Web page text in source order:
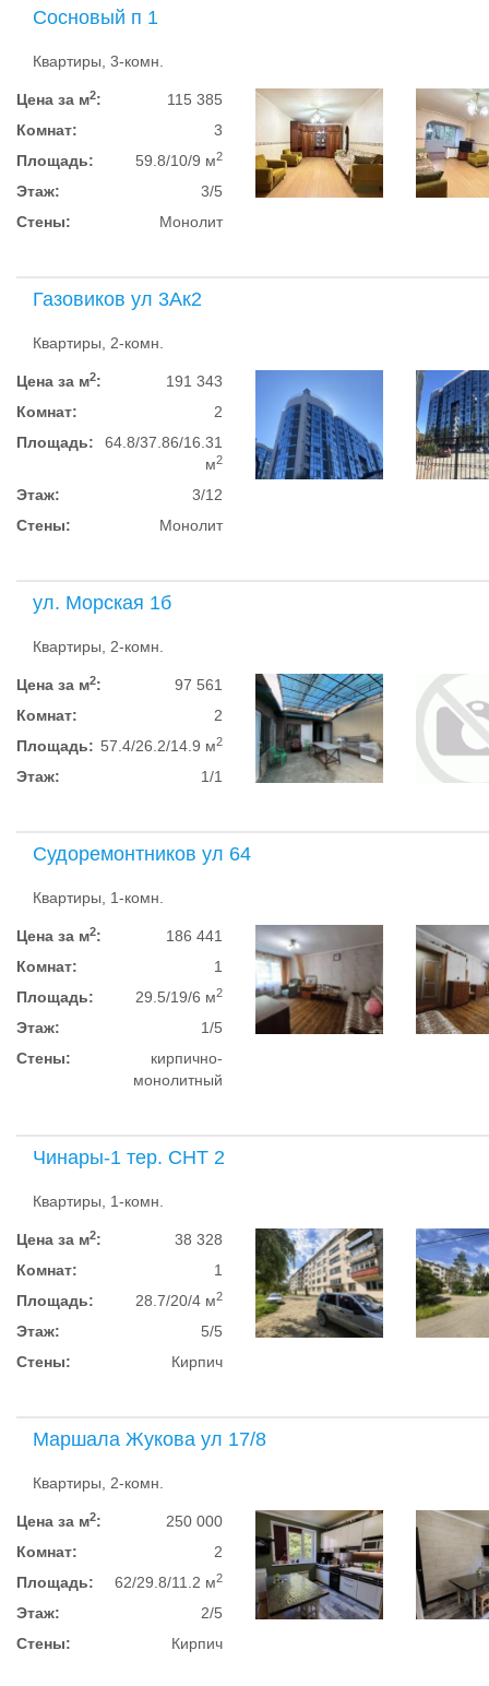
Сосновый п 1
Квартиры, 3-комн.
Цена за м2:
115 385
Комнат:
3
Площадь:
59.8/10/9 м2
Этаж:
3/5
Стены:
Монолит
Газовиков ул 3Ак2
Квартиры, 2-комн.
Цена за м2:
191 343
Комнат:
2
Площадь:
64.8/37.86/16.31
м2
Этаж:
3/12
Стены:
Монолит
ул. Морская 1б
Квартиры, 2-комн.
Цена за м2:
97 561
Комнат:
2
Площадь: 57.4/26.2/14.9 м2
Этаж: 1/1
Судоремонтников ул 64
Квартиры, 1-комн.
Цена за м2:
186 441
Комнат:
1
Площадь:
29.5/19/6 м2
Этаж:
1/5
Стены:
кирпично-
монолитный
Чинары-1 тер. СНТ 2
Квартиры, 1-комн.
Цена за м2:
38 328
Комнат:
1
Площадь:
28.7/20/4 м2
Этаж:
5/5
Стены:
Кирпич
Маршала Жукова ул 17/8
Квартиры, 2-комн.
Цена за м2:
250 000
Комнат:
2
Площадь:
62/29.8/11.2 м2
Этаж:
2/5
Стены:
Кирпич